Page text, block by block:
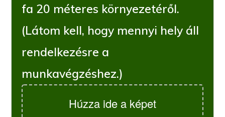
fa 20 méteres környezetéről.
(Látom kell, hogy mennyi hely áll
rendelkezésre a
munkavégzéshez.)
Húzza ide a képet